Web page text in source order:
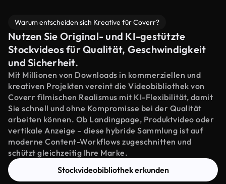
Warum entscheiden sich Kreative für Coverr?
Nutzen Sie Original- und KI-gestützte
Stockvideos für Qualität, Geschwindigkeit
und Sicherheit.
Mit Millionen von Downloads in kommerziellen und
kreativen Projekten vereint die Videobibliothek von
Coverr filmischen Realismus mit KI-Flexibilität, damit
Sie schnell und ohne Kompromisse bei der Qualität
arbeiten können. Ob Landingpage, Produktvideo oder
vertikale Anzeige – diese hybride Sammlung ist auf
moderne Content-Workflows zugeschnitten und
schützt gleichzeitig Ihre Marke.
Stockvideobibliothek erkunden